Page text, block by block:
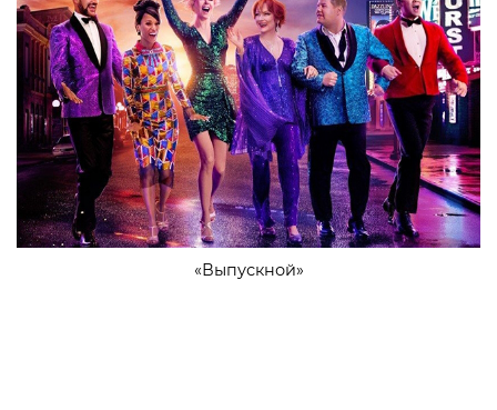
«Выпускной»